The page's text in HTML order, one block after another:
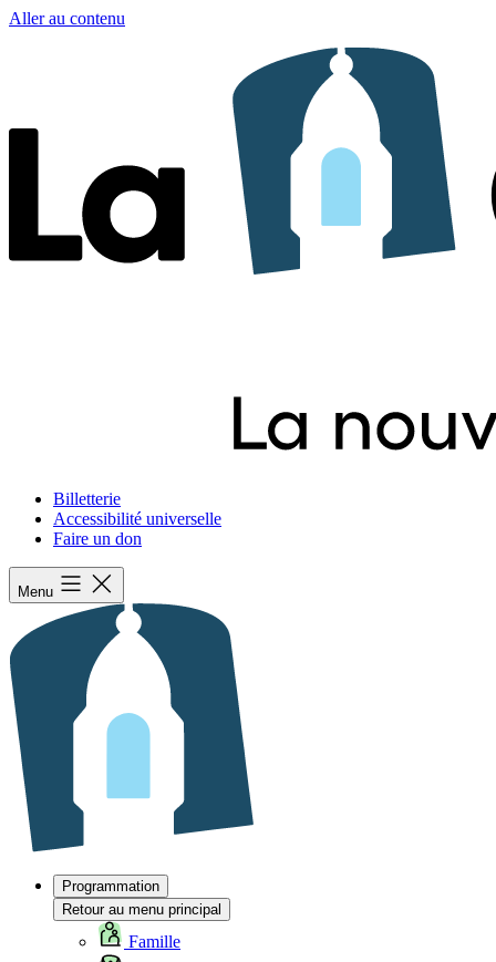
Aller au contenu
Billetterie
Accessibilité universelle
Faire un don
Menu
Programmation
Retour au menu principal
Famille